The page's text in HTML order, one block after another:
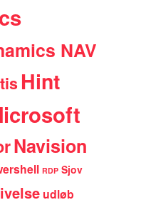
NAV
Hint
Navision
RDP Sjov
udløb